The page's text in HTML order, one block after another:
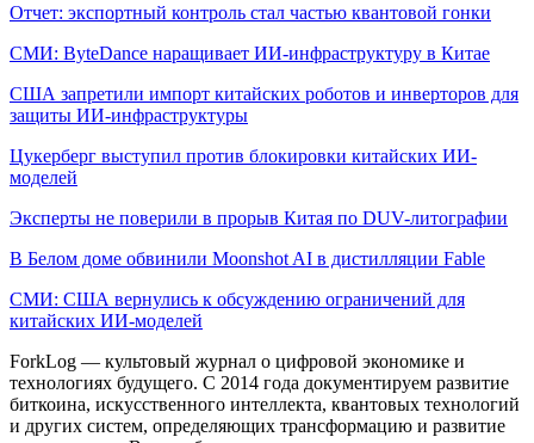
Отчет: экспортный контроль стал частью квантовой гонки
СМИ: ByteDance наращивает ИИ-инфраструктуру в Китае
США запретили импорт китайских роботов и инверторов для
защиты ИИ-инфраструктуры
Цукерберг выступил против блокировки китайских ИИ-
моделей
Эксперты не поверили в прорыв Китая по DUV-литографии
В Белом доме обвинили Moonshot AI в дистилляции Fable
СМИ: США вернулись к обсуждению ограничений для
китайских ИИ-моделей
ForkLog — культовый журнал о цифровой экономике и
технологиях будущего. С 2014 года документируем развитие
биткоина, искусственного интеллекта, квантовых технологий
и других систем, определяющих трансформацию и развитие